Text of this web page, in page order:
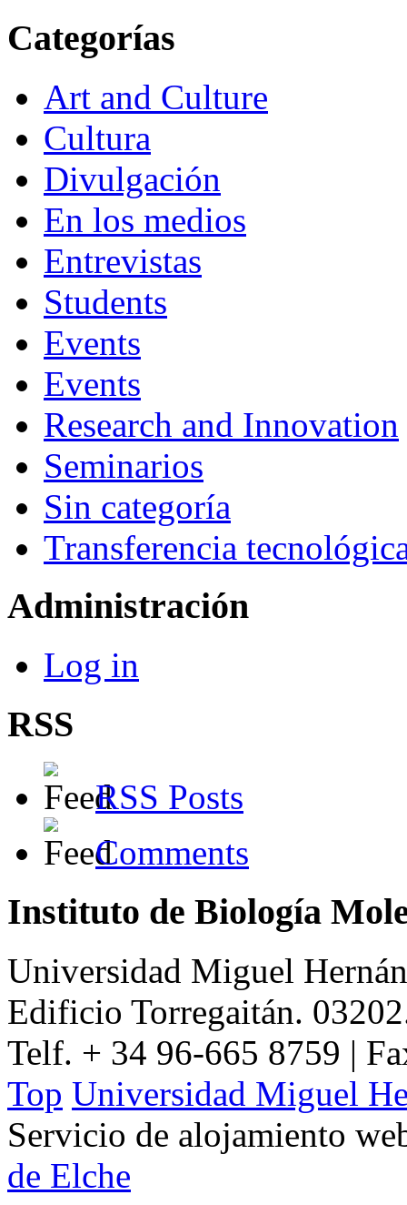
Categorías
Art and Culture
Cultura
Divulgación
En los medios
Entrevistas
Students
Events
Events
Research and Innovation
Seminarios
Sin categoría
Transferencia
Administración
Log in
RSS
RSS Posts
Comments
Instituto de Biología
Universidad Miguel
Edificio Torregaitán.
Telf. + 34 96-665 8759 |
Top Universidad Miguel
Servicio de alojamiento
de Elche